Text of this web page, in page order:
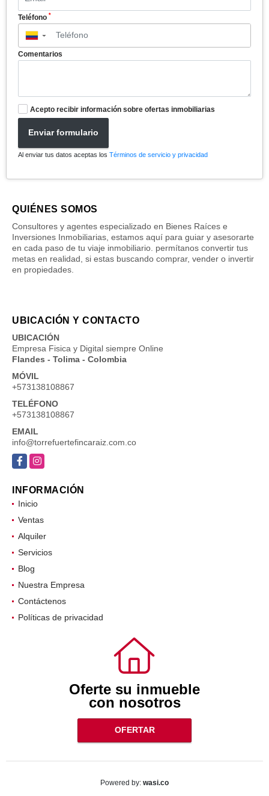
Teléfono *
▼
Comentarios
Acepto recibir información sobre ofertas inmobiliarias
Enviar formulario
Al enviar tus datos aceptas los Términos de servicio y privacidad
QUIÉNES SOMOS
Consultores y agentes especializado en Bienes Raíces e
Inversiones Inmobiliarias, estamos aquí para guiar y asesorarte
en cada paso de tu viaje inmobiliario. permítanos convertir tus
metas en realidad, si estas buscando comprar, vender o invertir
en propiedades.
UBICACIÓN Y CONTACTO
UBICACIÓN
Empresa Fisica y Digital siempre Online
Flandes - Tolima - Colombia
MÓVIL
+573138108867
TELÉFONO
+573138108867
EMAIL
info@torrefuertefincaraiz.com.co
FacebookInstagram
INFORMACIÓN
Inicio
Ventas
Alquiler
Servicios
Blog
Nuestra Empresa
Contáctenos
Políticas de privacidad
Oferte su inmueble
con nosotros
OFERTAR
Powered by: wasi.co